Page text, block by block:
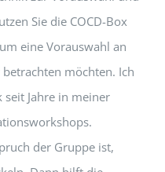
Sie die COCD-Box
eine Vorauswahl an
möchten. Ich
seit Jahre in meiner
der Gruppe ist,